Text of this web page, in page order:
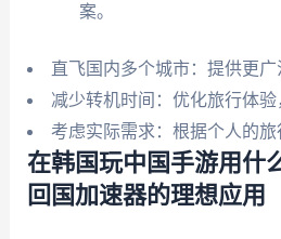
案。
直飞国内多个城市：提供更广
减少转机时间：优化旅行体验
考虑实际需求：根据个人的旅
在韩国玩中国手游用什
回国加速器的理想应用